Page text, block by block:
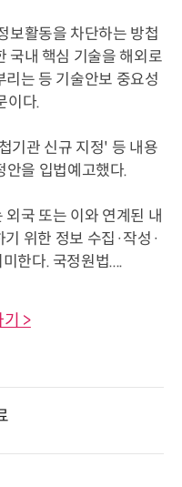
보활동을 차단하는 방첩
국내 핵심 기술을 해외로
는 등 기술안보 중요성
이다.
기관 신규 지정' 등 내용
을 입법예고했다.
국 또는 이와 연계된 내
위한 정보 수집·작성·
한다. 국정원법....
>